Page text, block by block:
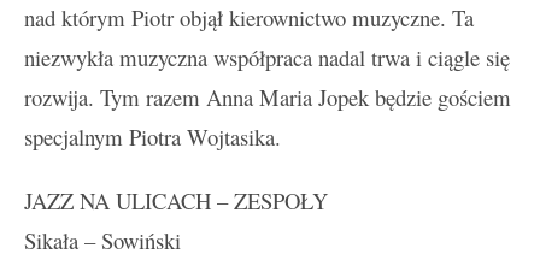
nad którym Piotr objął kierownictwo muzyczne. Ta
niezwykła muzyczna współpraca nadal trwa i ciągle się
rozwija. Tym razem Anna Maria Jopek będzie gościem
specjalnym Piotra Wojtasika.
JAZZ NA ULICACH – ZESPOŁY
Sikała – Sowiński